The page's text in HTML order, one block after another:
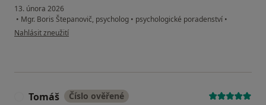
13. února 2026
• Mgr. Boris Štepanovič, psycholog • psychologické poradenství •
podle názoru uživatele Katka N.
Nahlásit zneužití
Tomáš Číslo ověřené